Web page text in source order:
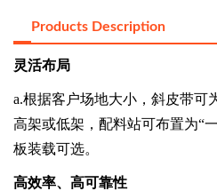
Products Description
灵活布局
a.根据客户场地大小，斜皮带可
高架或低架，配料站可布置为“一
板装载可选。
高效率、高可靠性